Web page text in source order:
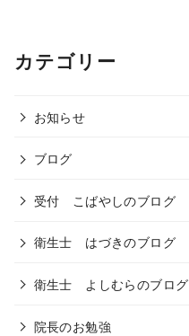
カテゴリー
お知らせ
ブログ
受付 こばやしのブログ
衛生士 はづきのブログ
衛生士 よしむらのブログ
院長のお勉強